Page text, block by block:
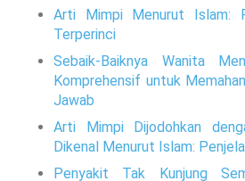
Arti Mimpi Menurut Islam:
Terperinci
Sebaik-Baiknya Wanita
Komprehensif untuk
Jawab
Arti Mimpi Dijodohkan
Dikenal Menurut Islam:
Penyakit Tak Kunjung